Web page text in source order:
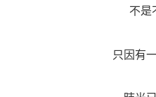
不是
只因有